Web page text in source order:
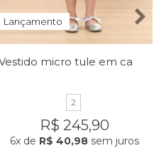
Lançamento
2
R$ 245,90
6x de R$ 40,98 sem juros